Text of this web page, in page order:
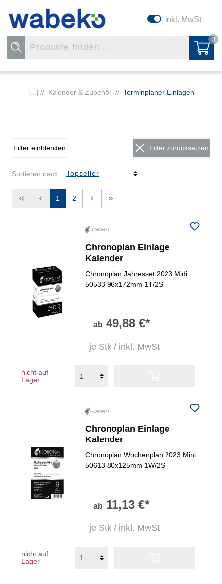
inkl. MwSt
0
[...] // Kalender & Zubehör // Terminplaner-Einlagen
Filter einblenden Filter zurücksetzen
Sortieren nach:
<< < 1 2 > >>
Chronoplan Einlage
Kalender
Chronoplan Jahresset 2023 Midi
50533 96x172mm 1T/2S
ab 49,88 €*
je Stk / inkl. MwSt
nicht auf
Lager
Chronoplan Einlage
Kalender
Chronoplan Wochenplan 2023 Mini
50613 80x125mm 1W/2S
ab 11,13 €*
je Stk / inkl. MwSt
nicht auf
Lager